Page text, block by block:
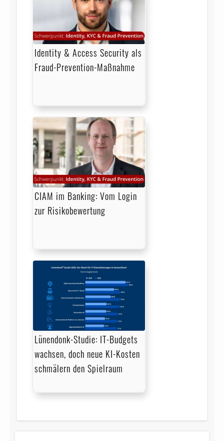
Identity & Access Security als
Fraud-Prevention-Maßnahme
CIAM im Banking: Vom Login
zur Risikobewertung
Lünendonk-Studie: IT-Budgets
wachsen, doch neue KI-Kosten
schmälern den Spielraum